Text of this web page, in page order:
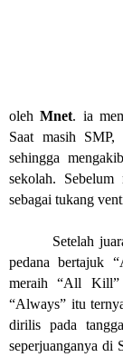
olehMnet. ia
Saat masih SMP,
sehingga
sekolah.
sebagai tukang
Setelah
pedana bertajuk
meraih “All Kill”
“Always” itu
dirilis pada
seperjuanganya di